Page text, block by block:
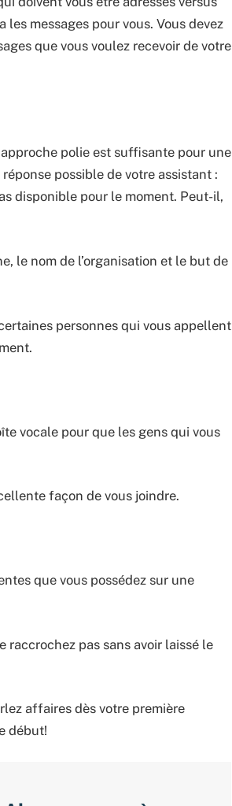
messages pour vous. Vous devez
que vous voulez recevoir de votre
polie est suffisante pour une
possible de votre assistant :
disponible pour le moment. Peut-il,
le nom de l’organisation et le but de
personnes qui vous appellent
vocale pour que les gens qui vous
façon de vous joindre.
que vous possédez sur une
raccrochez pas sans avoir laissé le
affaires dès votre première
début!